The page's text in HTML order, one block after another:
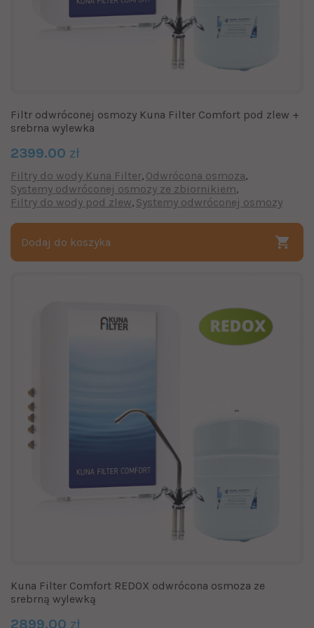
Filtr odwróconej osmozy Kuna Filter Comfort pod zlew +
srebrna wylewka
2399.00 zł
Filtry do wody Kuna Filter Odwrócona osmoza
Systemy odwróconej osmozy ze zbiornikiem
Filtry do wody pod zlew Systemy odwróconej osmozy
Dodaj do koszyka
Kuna Filter Comfort REDOX odwrócona osmoza ze
srebrną wylewką
2899.00 zł